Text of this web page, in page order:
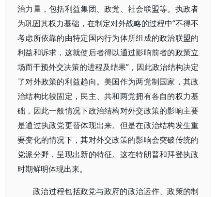
治力量，包括利益集团、政党、社会联盟等。执政者
为巩固其权力基础，在制定对外战略的过程中“不得不
考虑所依靠的由特定国内行为体所组成的政治联盟的
利益和诉求，这就使后者得以通过影响前者的政策立
场而干预外交决策的进程及结果”，因此政治结构决定
了对外政策的利益趋向。美国作为两党制国家，其政
治结构比较固定，民主、共和两党拥有各自的权力基
础，因此一般情况下政治结构对外交政策的影响主要
是通过执政党更替体现出来。但是在政治结构发生重
要变化的情况下，其对外交政策的影响会突破传统的
党派分野，呈现出新的特征。这在特朗普和拜登执政
时期鲜明体现出来。
政治过程包括政党与政府的政治运作、政策的制